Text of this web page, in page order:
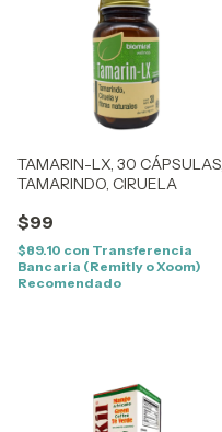
TAMARIN-LX, 30 CÁPSULAS,
TAMARINDO, CIRUELA
$99
$89.10 con Transferencia
Bancaria (Remitly o Xoom)
Recomendado